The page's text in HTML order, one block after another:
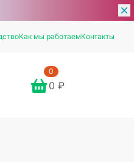
Как мы работаемКонтакты
0
0 ₽